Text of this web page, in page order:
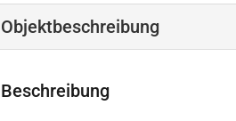
Objekt­beschreibung
Beschreibung